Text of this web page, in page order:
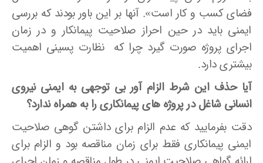
فضای کسب و کار است». آنها بر این باور بودند که بررسی
ایمنی باید در حین احراز صلاحیت پیمانکار و در زمان
اجرای پروژه صورت گیرد چرا که نظارت پسینی اهمیت
بیشتری دارد.
آیا حذف این شرط الزام آور بی توجهی به ایمنی نیروی
انسانی شاغل در پروژه ­های پیمانکاری را به همراه ندارد؟
دقت بفرمایید که عدم الزام برای داشتن گوهی صلاحیت
ایمنی پیمانکاری فقط برای زمان مناقصه بود و الزام برای